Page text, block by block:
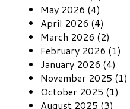
May 2026 (4)
April 2026 (4)
March 2026 (2)
February 2026 (1)
January 2026 (4)
November 2025 (1)
October 2025 (1)
August 2025 (3)